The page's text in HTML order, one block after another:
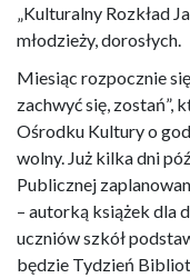
„Kulturalny Rozkład
młodzieży, dorosłych.
Miesiąc rozpocznie
zachwyć się, zostań”,
Ośrodku Kultury o
wolny. Już kilka dni
Publicznej
– autorką książek dla
uczniów szkół
będzie Tydzień